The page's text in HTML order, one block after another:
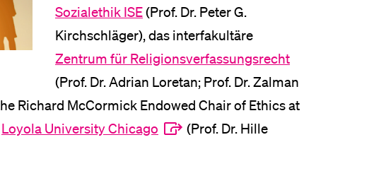
Sozialethik ISE(Prof. Dr. Peter G.
Kirchschläger), das interfakultäre
Zentrum für Religionsverfassungsrecht
(Prof. Dr. Adrian Loretan; Prof. Dr. Zalman
Richard McCormick Endowed Chair of Ethics at
Loyola University Chicago
(Prof. Dr. Hille